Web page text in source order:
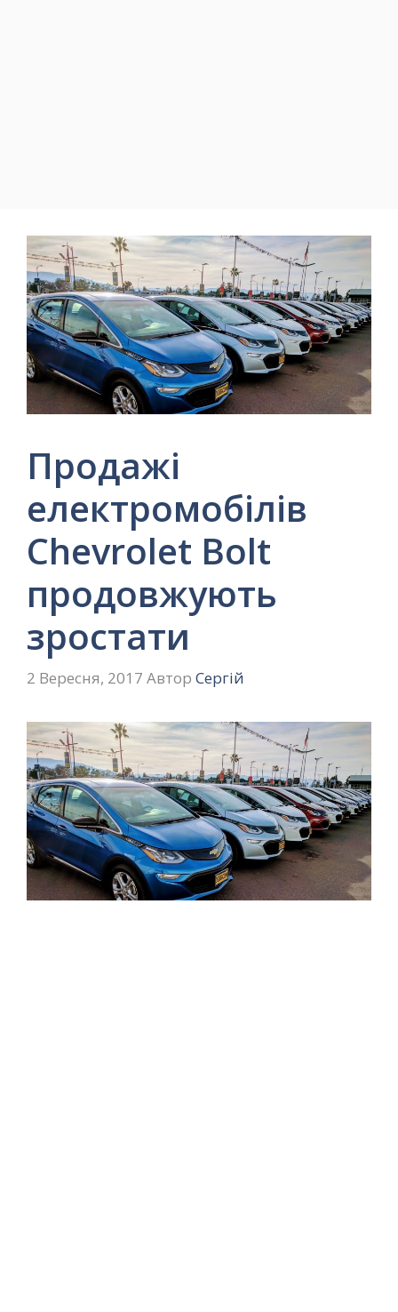
Продажі
електромобілів
Chevrolet Bolt
продовжують
зростати
2 Вересня, 2017 Автор Сергій